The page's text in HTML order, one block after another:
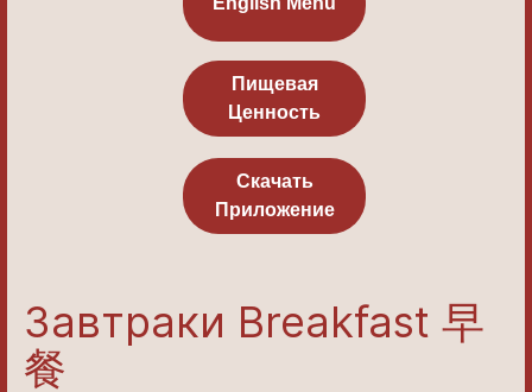
Пищевая
Ценность
Скачать
Приложение
Завтраки Breakfast 早
餐